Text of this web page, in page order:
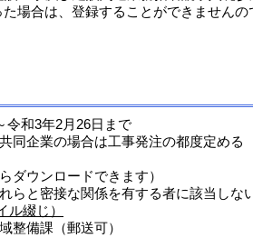
場合は、登録することができませんの
令和3年2月26日まで
同企業の場合は工事発注の都度定める
ダウンロードできます）
らと密接な関係を有する者に該当しな
ル綴じ）
整備課（郵送可）